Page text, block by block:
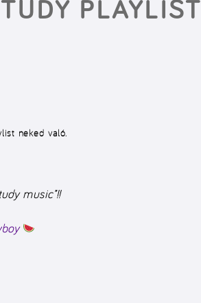
PLAYLIST
neked való.
music”!!